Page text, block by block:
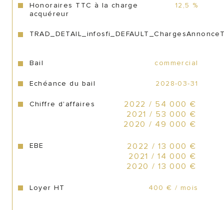
(capacité d'une vingtaine de couverts)
- Grand frigo
Honoraires TTC à la charge
acquéreur
12,5 %
Bail commercial
Echéance du bail 2028-03-31
Chiffre d'affaires
2022 / 54 000 €
2021 / 53 000 €
2020 / 49 000 €
EBE
2022 / 13 000 €
2021 / 14 000 €
2020 / 13 000 €
Loyer HT 400 € / mois